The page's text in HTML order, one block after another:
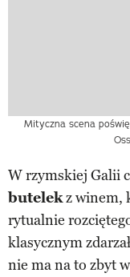
Mityczna scena
W rzymskiej Galii
butelekz winem,
rytualnie
klasycznym
nie ma na to zbyt